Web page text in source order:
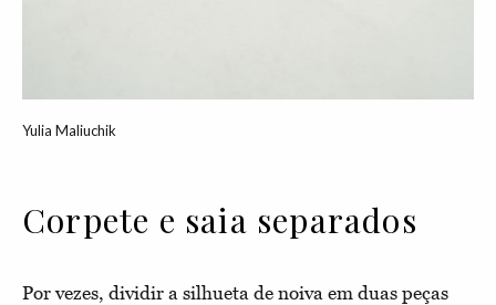
Yulia Maliuchik
Corpete e saia separados
Por vezes, dividir a silhueta de noiva em duas peças